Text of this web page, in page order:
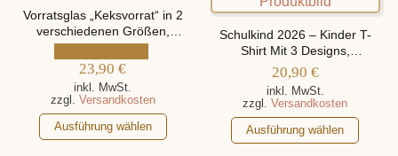
Die
Optionen
können
Produktseite
gewählt
werden
Die
Optionen
können
Produktseite
gewählt
werden
Vorratsglas „Keksvorrat“ in 2
verschiedenen Größen,
personalisiert mit Namen
23,90€
inkl. MwSt.
zzgl. Versandkosten
Ausführung wählen
Dieses
Produkt
Schulkind 2026 – Kinder T-
Shirt Mit 3 Designs,
Personalisiert mit Namen
20,90 €
inkl. MwSt.
zzgl.Versandkosten
Ausführung wählen
Dieses
Produkt